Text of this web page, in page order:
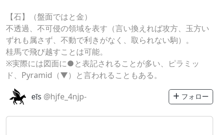
【石】（盤面ではと金）
不透過、不可侵の領域を表す（言い換えれば攻方、玉方い
ずれも属さず、不動で利きがなく、取られない駒）。
桂馬で飛び越すことは可能。
※実際には図面に●と表記されることが多い、ピラミッ
ド、Pyramid（▼）と言われることもある。
eīs @hjfe_4njp- フォロー